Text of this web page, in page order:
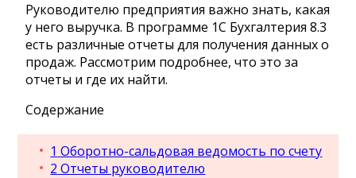
Руководителю предприятия важно знать, какая
у него выручка. В программе 1С Бухгалтерия 8.3
есть различные отчеты для получения данных о
продаж. Рассмотрим подробнее, что это за
отчеты и где их найти.
Содержание
1 Оборотно-сальдовая ведомость по счету
2 Отчеты руководителю